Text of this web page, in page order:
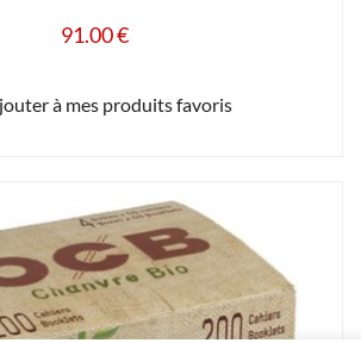
91.00€
à mes produits favoris